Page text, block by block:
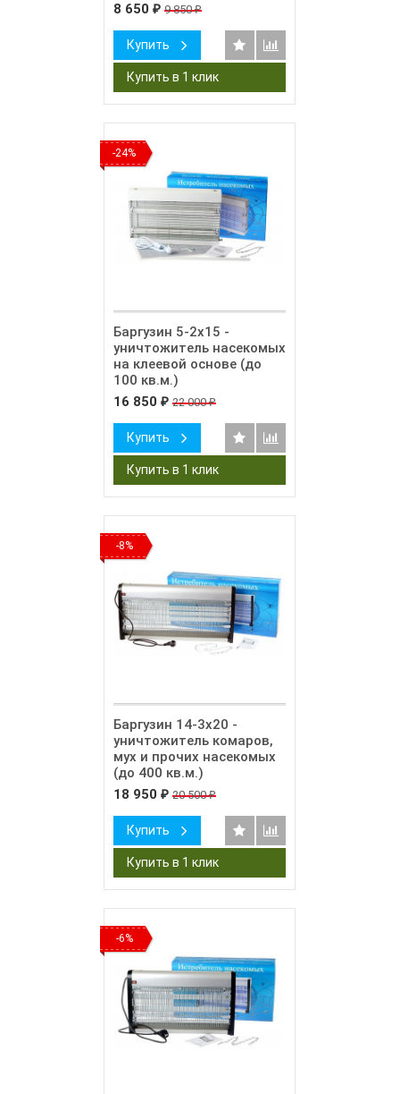
8 650 ₽ 9 850₽
Купить
-24%
Баргузин 5-2х15 -
уничтожитель насекомых
на клеевой основе (до
100 кв.м.)
16 850 ₽ 22 000₽
Купить
-8%
Баргузин 14-3х20 -
уничтожитель комаров,
мух и прочих насекомых
(до 400 кв.м.)
18 950 ₽ 20 500₽
Купить
-6%